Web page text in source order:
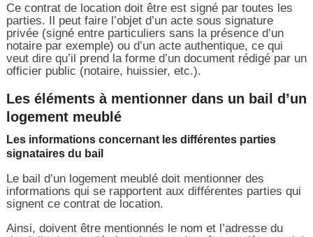
Ce contrat de location doit être est signé par toutes les
parties. Il peut faire l’objet d’un acte sous signature
privée (signé entre particuliers sans la présence d’un
notaire par exemple) ou d’un acte authentique, ce qui
veut dire qu’il prend la forme d’un document rédigé par un
officier public (notaire, huissier, etc.).
Les éléments à mentionner dans un bail d’un
logement meublé
Les informations concernant les différentes parties
signataires du bail
Le bail d’un logement meublé doit mentionner des
informations qui se rapportent aux différentes parties qui
signent ce contrat de location.
Ainsi, doivent être mentionnés le nom et l’adresse du